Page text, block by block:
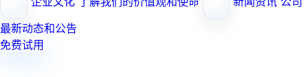
最新动态和公告
免费试用